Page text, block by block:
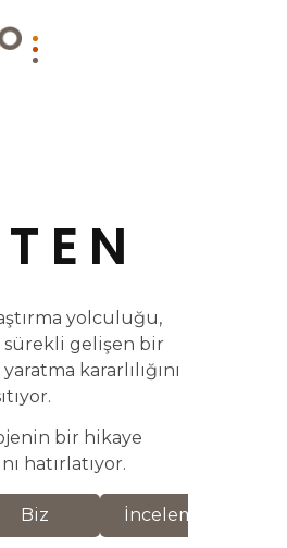
yolculuğu,
sürekli gelişen bir
kararlılığını
bir hikaye
hatırlatıyor.
Biz İnceleme